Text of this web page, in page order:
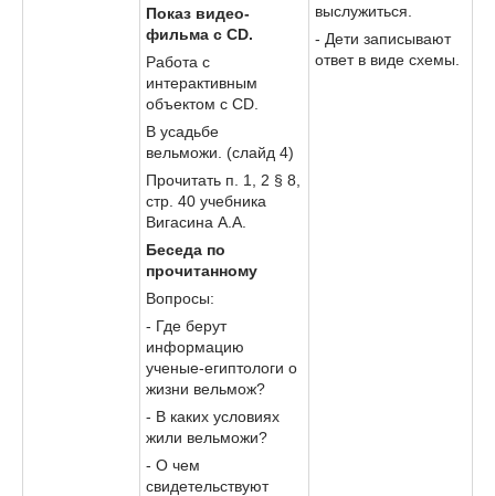
Показ видео-
фильма с CD.
Работа с
интерактивным
объектом с CD.
В усадьбе
вельможи. (слайд 4)
Прочитать п. 1, 2 § 8,
стр. 40 учебника
Вигасина А.А.
Беседа по
прочитанному
Вопросы:
- Где берут
информацию
ученые-египтологи о
жизни вельмож?
- В каких условиях
жили вельможи?
- О чем
свидетельствуют
выслужиться.
- Дети записывают
ответ в виде схемы.